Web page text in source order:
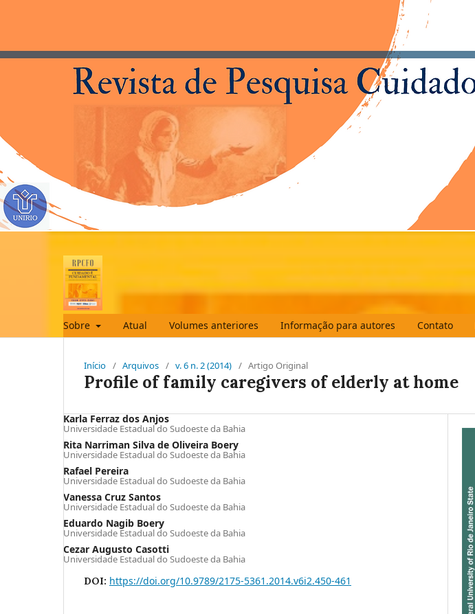
Sobre Atual Volumes anteriores Informação para autores Contato
Início / Arquivos / v. 6 n. 2 (2014) / Artigo Original
Profile of family caregivers of elderly at home
Karla Ferraz dos Anjos
Universidade Estadual do Sudoeste da Bahia
Rita Narriman Silva de Oliveira Boery
Universidade Estadual do Sudoeste da Bahia
Rafael Pereira
Universidade Estadual do Sudoeste da Bahia
Vanessa Cruz Santos
Universidade Estadual do Sudoeste da Bahia
Eduardo Nagib Boery
Universidade Estadual do Sudoeste da Bahia
Cezar Augusto Casotti
Universidade Estadual do Sudoeste da Bahia
DOI: https://doi.org/10.9789/2175-5361.2014.v6i2.450-461